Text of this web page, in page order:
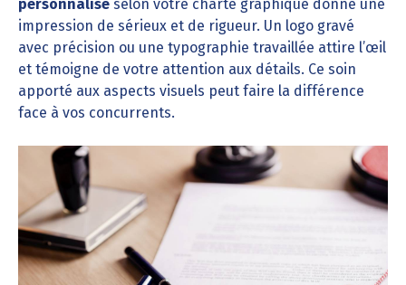
personnalisé selon votre charte graphique donne une
impression de sérieux et de rigueur. Un logo gravé
avec précision ou une typographie travaillée attire l’œil
et témoigne de votre attention aux détails. Ce soin
apporté aux aspects visuels peut faire la différence
face à vos concurrents.